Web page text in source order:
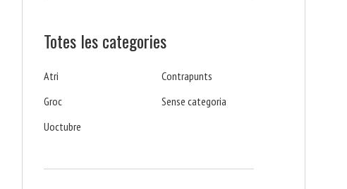
Totes les categories
Atri
Contrapunts
Groc
Sense categoria
Uoctubre